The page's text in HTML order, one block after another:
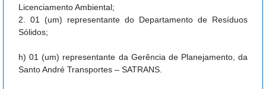
Licenciamento Ambiental;
2. 01 (um) representante do Departamento de Resíduos
Sólidos;
h) 01 (um) representante da Gerência de Planejamento, da
Santo André Transportes – SATRANS.